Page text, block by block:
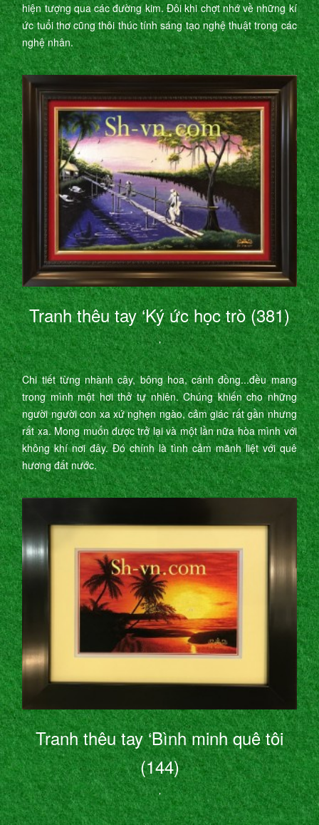
hiện tượng qua các đường kim. Đôi khi chợt nhớ về những kí
ức tuổi thơ cũng thôi thúc tính sáng tạo nghệ thuật trong các
nghệ nhân.
Tranh thêu tay ‘Ký ức học trò (381)
’
Chi tiết từng nhành cây, bông hoa, cánh đồng...đều mang
trong mình một hơi thở tự nhiên. Chúng khiến cho những
người người con xa xứ nghẹn ngào, cảm giác rất gần nhưng
rất xa. Mong muốn được trở lại và một lần nữa hòa mình với
không khí nơi đây. Đó chính là tình cảm mãnh liệt với quê
hương đất nước.
Tranh thêu tay ‘Bình minh quê tôi
(144)
’